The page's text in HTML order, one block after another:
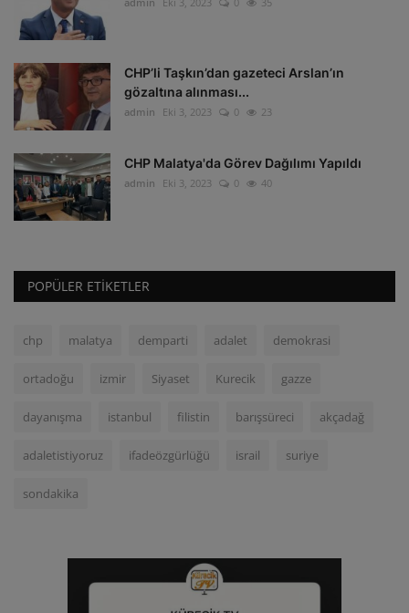
CHP’li Taşkın’dan gazeteci Arslan’ın
gözaltına alınması...
admin Eki 3, 2023 0 23
CHP Malatya'da Görev Dağılımı Yapıldı
admin Eki 3, 2023 0 40
POPÜLER ETIKETLER
chp malatya demparti adalet demokrasi
ortadoğu izmir Siyaset Kurecik gazze
dayanışma istanbul filistin barışsüreci akçadağ
adaletistiyoruz ifadeözgürlüğü israil suriye
sondakika